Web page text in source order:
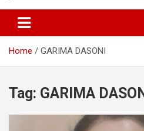
Raj Satta News
Home GARIMA DASONI
Tag: GARIMA DASONI